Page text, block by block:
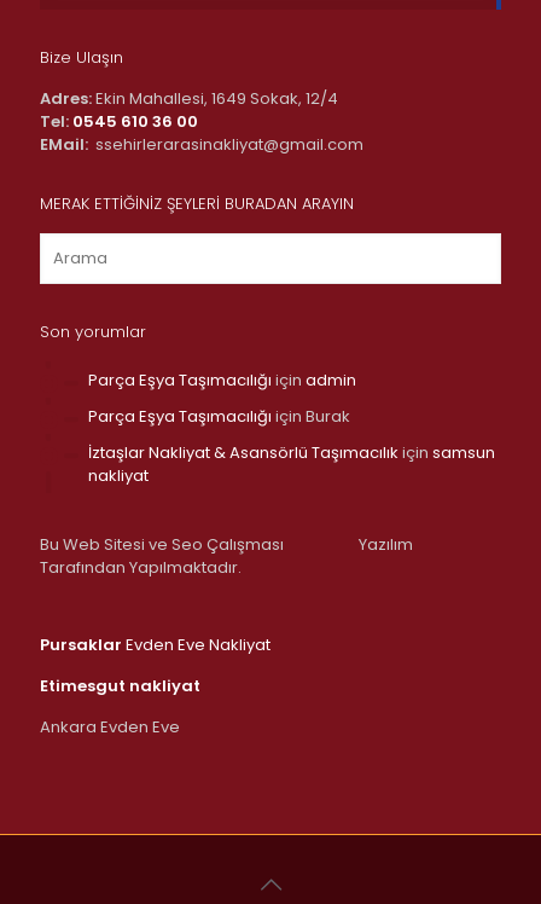
Bize Ulaşın
Adres:Ekin Mahallesi, 1649 Sokak, 12/4
Tel: 0545 610 36 00
EMail: ssehirlerarasinakliyat@gmail.com
MERAK ETTİĞİNİZ ŞEYLERİ BURADAN ARAYIN
Son yorumlar
Parça Eşya Taşımacılığı için admin
Parça Eşya Taşımacılığı için Burak
İztaşlar Nakliyat & Asansörlü Taşımacılık için samsun
nakliyat
Bu Web Sitesi ve Seo Çalışması
Yazılım
Tarafından Yapılmaktadır.
Pursaklar Evden Eve Nakliyat
Etimesgut nakliyat
Ankara Evden Eve